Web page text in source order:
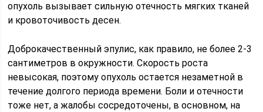
опухоль вызывает сильную отечность мягких тканей
и кровоточивость десен.
Доброкачественный эпулис, как правило, не более 2-3
сантиметров в окружности. Скорость роста
невысокая, поэтому опухоль остается незаметной в
течение долгого периода времени. Боли и отечности
тоже нет, а жалобы сосредоточены, в основном, на